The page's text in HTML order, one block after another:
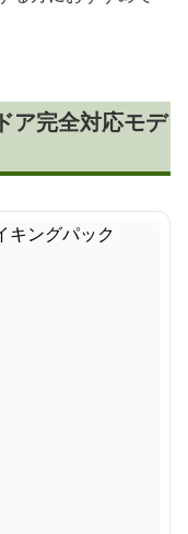
ア完全対応モデ